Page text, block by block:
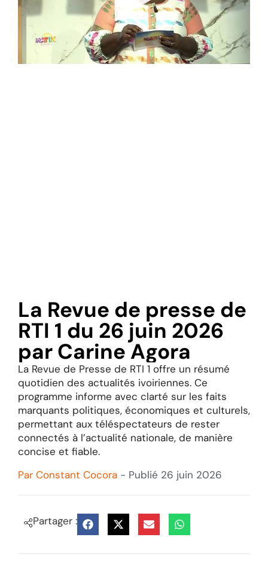
La Revue de presse de
RTI 1 du 26 juin 2026
par Carine Agora
La Revue de Presse de RTI 1 offre un résumé
quotidien des actualités ivoiriennes. Ce
programme informe avec clarté sur les faits
marquants politiques, économiques et culturels,
permettant aux téléspectateurs de rester
connectés à l’actualité nationale, de manière
concise et fiable.
Par Constant Cocora - Publié 26 juin 2026
Partager :